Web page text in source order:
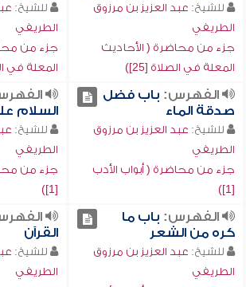
للشيخ: عبد العزيز بن مرزوق
الطريفي
جزء من محاضرة ( الأحاديث
المعلة في الصلاة [25])
للشيخ:
الطريفي
جزء من
المعلة في
الفهرس: باب فضل
صدقة الماء
للشيخ: عبد العزيز بن مرزوق
الطريفي
جزء من محاضرة ( أبواب الأدب
[1])
السلام
للشيخ:
الطريفي
جزء من
[1])
الفهرس: باب ما
كره من الشعر
للشيخ: عبد العزيز بن مرزوق
الطريفي
القرآن
للشيخ:
الطريفي